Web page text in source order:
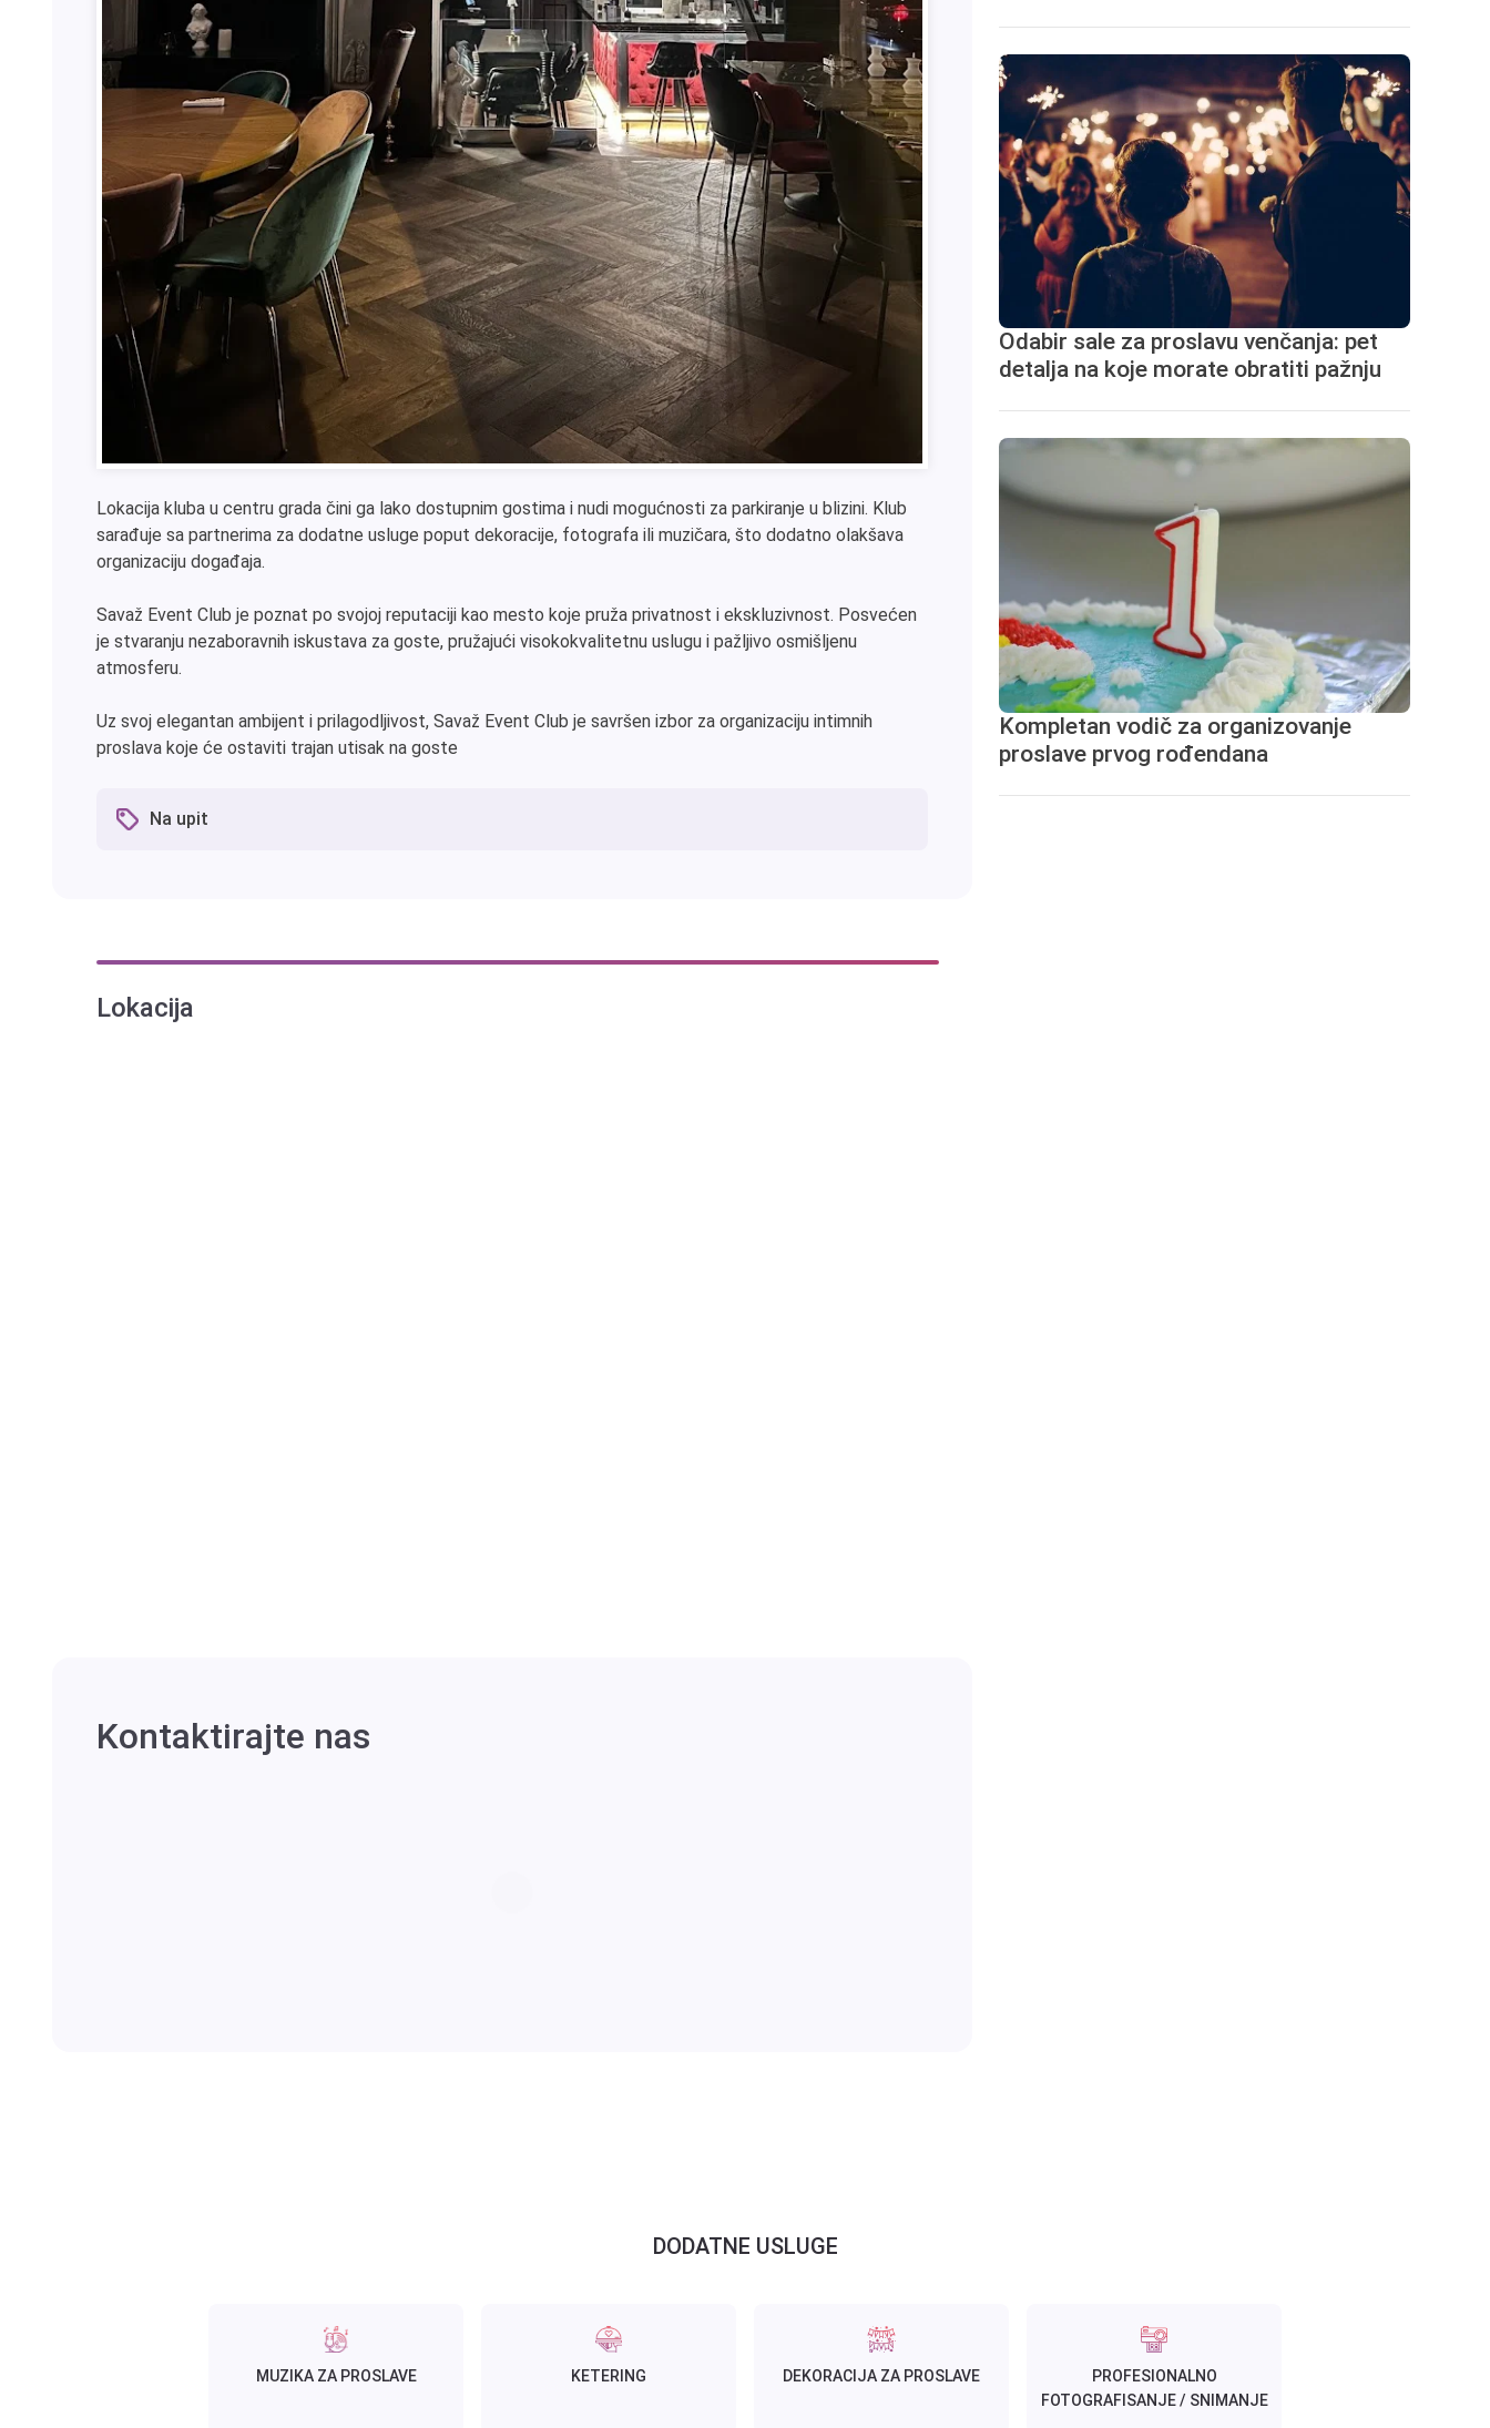
Odabir sale za proslavu venčanja: pet
detalja na koje morate obratiti pažnju
Kompletan vodič za organizovanje
proslave prvog rođendana
Lokacija kluba u centru grada čini ga lako dostupnim gostima i nudi mogućnosti za parkiranje u blizini. Klub
sarađuje sa partnerima za dodatne usluge poput dekoracije, fotografa ili muzičara, što dodatno olakšava
organizaciju događaja.
Savaž Event Club je poznat po svojoj reputaciji kao mesto koje pruža privatnost i ekskluzivnost. Posvećen
je stvaranju nezaboravnih iskustava za goste, pružajući visokokvalitetnu uslugu i pažljivo osmišljenu
atmosferu.
Uz svoj elegantan ambijent i prilagodljivost, Savaž Event Club je savršen izbor za organizaciju intimnih
proslava koje će ostaviti trajan utisak na goste
Na upit
Lokacija
Kontaktirajte nas
DODATNE USLUGE
MUZIKA ZA PROSLAVE KETERING DEKORACIJA ZA PROSLAVE
PROFESIONALNO
FOTOGRAFISANJE / SNIMANJE